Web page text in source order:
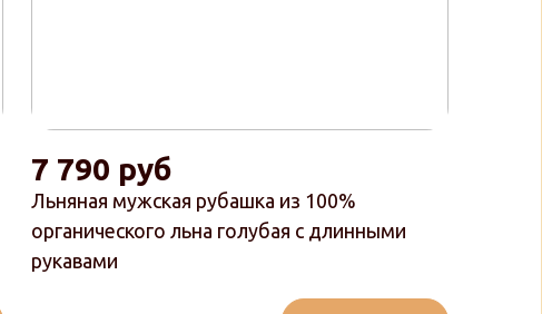
Льняная мужская рубашка из 100%
органического льна голубая с длинными
рукавами
7 790 руб